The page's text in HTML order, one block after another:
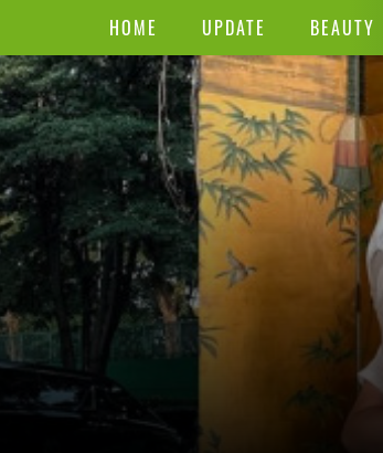
HOME UPDATE BEAUTY